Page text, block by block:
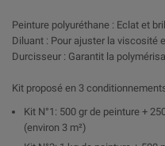
Peinture polyuréthane : Eclat et
Diluant : Pour ajuster la viscosité
Durcisseur : Garantit la
Kit proposé en 3
Kit N°1: 500 gr de peinture +
(environ 3 m²)